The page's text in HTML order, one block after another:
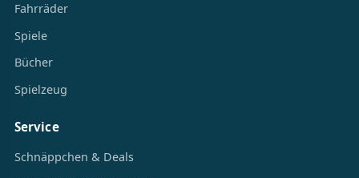
Fahrräder
Spiele
Bücher
Spielzeug
Service
Schnäppchen & Deals